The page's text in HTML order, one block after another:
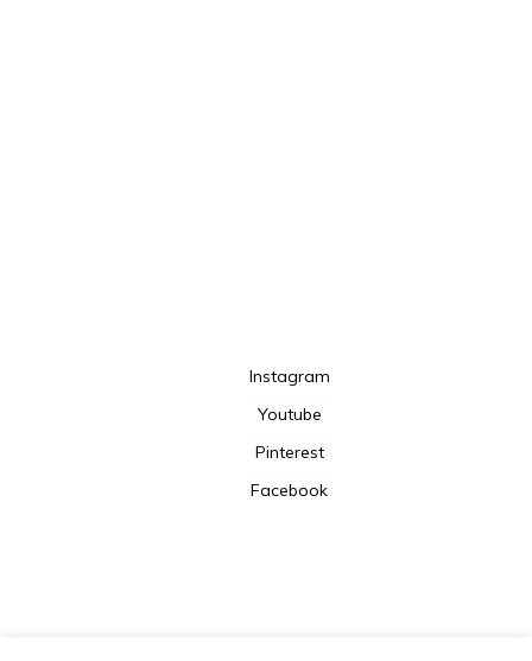
Instagram
Youtube
Pinterest
Facebook